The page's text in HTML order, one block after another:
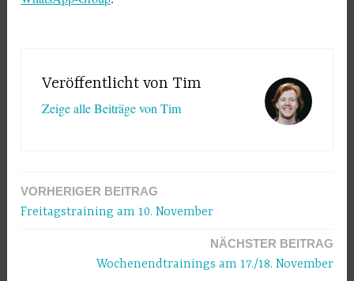
Veröffentlicht von Tim
Zeige alle Beiträge von Tim
Beitragsnavigation
VORHERIGER BEITRAG
Freitagstraining am 10. November
NÄCHSTER BEITRAG
Wochenendtrainings am 17./18. November